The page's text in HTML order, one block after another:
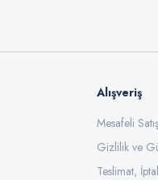
kesinlikle
· Nem
· Geniş
· Bu kumaş
· Ayrıca su
Alışveriş
Mesafeli
Gizlilik ve
Teslimat,